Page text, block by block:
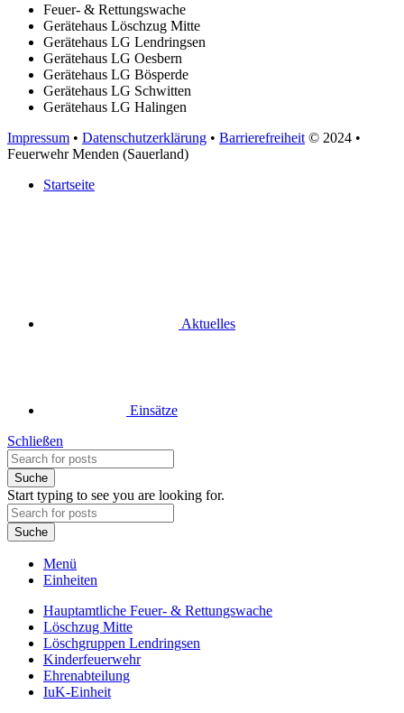
Feuer- & Rettungswache
Gerätehaus Löschzug Mitte
Gerätehaus LG Lendringsen
Gerätehaus LG Oesbern
Gerätehaus LG Bösperde
Gerätehaus LG Schwitten
Gerätehaus LG Halingen
Impressum • Datenschutzerklärung • Barrierefreiheit © 2024 •
Feuerwehr Menden (Sauerland)
Startseite
Aktuelles
Einsätze
Schließen
Suche
Start typing to see you are looking for.
Suche
Menü
Einheiten
Hauptamtliche Feuer- & Rettungswache
Löschzug Mitte
Löschgruppen Lendringsen
Kinderfeuerwehr
Ehrenabteilung
IuK-Einheit